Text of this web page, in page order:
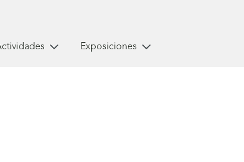
Exposiciones